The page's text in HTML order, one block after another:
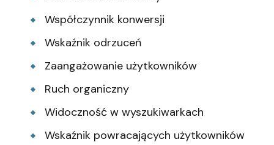
Współczynnik konwersji
Wskaźnik odrzuceń
Zaangażowanie użytkowników
Ruch organiczny
Widoczność w wyszukiwarkach
Wskaźnik powracających użytkowników